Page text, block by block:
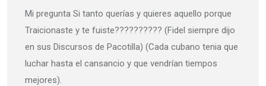
Mi pregunta Si tanto querías y quieres aquello porque
Traicionaste y te fuiste?????????? (Fidel siempre dijo
en sus Discursos de Pacotilla) (Cada cubano tenia que
luchar hasta el cansancio y que vendrían tiempos
mejores).